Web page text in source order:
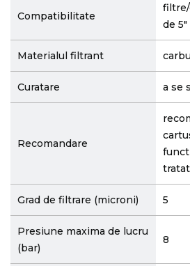
Compatibilitate
filtre/
de 5"
Materialul filtrant
Curatare a se
Recomandare
Grad de filtrare (microni) 5
Presiune maxima de lucru
(bar)
8